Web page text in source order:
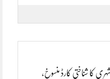
کا شناختی کارڈ منسوخ،